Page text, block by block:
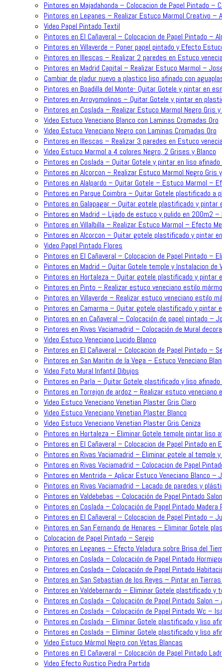
Pintores en Majadahonda – Colocacion de Papel Pintado –
Pintores en Leganes – Realizar Estuco Marmol Creativo –
Video Papel Pintado Textil
Pintores en El Cañaveral – Colocacion de Papel Pintado –
Pintores en Villaverde – Poner papel pintado y Efecto
Pintores en Illescas – Realizar 2 paredes en Estuco
Pintores en Madrid Capital – Realizar Estuco Marmol –
Cambiar de pladur nuevo a plastico liso afinado con
Pintores en Boadilla del Monte- Quitar Gotele y pintar en
Pintores en Arroyomolinos – Quitar Gotele y pintar en
Pintores en Coslada – Realizar Estuco Marmol Negro Gris
Video Estuco Veneciano Blanco con Laminas Cromadas Oro
Video Estuco Veneciano Negro con Laminas Cromadas Oro
Pintores en Illescas – Realizar 3 paredes en Estuco
Video Estuco Marmol a 4 colores Negro, 2 Grises y Blanco
Pintores en Coslada – Quitar Gotele y pintar en liso
Pintores en Alcorcon – Realizar Estuco Marmol Negro Gris
Pintores en Alalpardo – Quitar Gotele – Estuco Marmol –
Pintores en Parque Coimbra – Quitar Gotele plastificado a
Pintores en Galapagar – Quitar gotele plastificado y pintar
Pintores en Madrid – Lijado de estuco y pulido en 200m2 –
Pintores en Villalbilla – Realizar Estuco Marmol – Efecto
Pintores en Alcorcon – Quitar gotele plastificado y pintar
Video Papel Pintado Flores
Pintores en El Cañaveral – Colocacion de Papel Pintado –
Pintores en Madrid – Quitar Gotele temple y Instalacion de
Pintores en Hortaleza – Quitar gotele plastificado y pintar
Pintores en Pinto – Realizar estuco veneciano estilo
Pintores en Villaverde – Realizar estuco veneciano estilo
Pintores en Camarma – Quitar gotele plastificado y pintar
Pintores en en Cañaveral – Colocación de papel pintado –
Pintores en Rivas Vaciamadrid – Colocación de Mural
Video Estuco Veneciano Lucido Blanco
Pintores en El Cañaveral – Colocacion de Papel Pintado –
Pintores en San Maritin de la Vega – Estuco Veneciano
Video Foto Mural Infantil Dibujos
Pintores en Parla – Quitar Gotele plastificado y liso afinado
Pintores en Torrejon de ardoz – Realizar estuco veneciano
Video Estuco Veneciano Venetian Plaster Gris Claro
Video Estuco Veneciano Venetian Plaster Blanco
Video Estuco Veneciano Venetian Plaster Gris Ceniza
Pintores en Hortaleza – Eliminar Gotele temple pintar liso
Pintores en El Cañaveral – Colocacion de Papel Pintado en
Pintores en Rivas Vaciamadrid – Eliminar gotele al temple
Pintores en Rivas Vaciamadrid – Colocacion de Papel
Pintores en Mentrida – Aplicar Estuco Veneciano Blanco –
Pintores en Rivas Vaciamadrid – Lacado de paredes y
Pintores en Valdebebas – Colocación de Papel Pintado
Pintores en Coslada – Colocación de Papel Pintado Madera
Pintores en El Cañaveral – Colocacion de Papel Pintado –
Pintores en San Fernando de Henares – Eliminar Gotele
Colocacion de Papel Pintado – Sergio
Pintores en Leganes – Efecto Veladura sobre Brisa del
Pintores en Coslada – Colocación de Papel Pintado
Pintores en Coslada – Colocación de Papel Pintado
Pintores en San Sebastian de los Reyes – Pintar en
Pintores en Valdebernardo – Eliminar Gotele plastificado y
Pintores en Coslada – Colocación de Papel Pintado Salon –
Pintores en Coslada – Colocación de Papel Pintado Wc –
Pintores en Coslada – Eliminar Gotele plastificado y liso
Pintores en Coslada – Eliminar Gotele plastificado y liso
Video Estuco Mármol Negro con Vetas Blancas
Pintores en El Cañaveral – Colocación de Papel Pintado
Video Efecto Rustico Piedra Partida